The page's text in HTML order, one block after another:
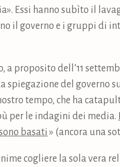
Essi hanno subìto il
il governo e i gruppi di
a proposito dell’11
del governo
tempo, che ha
per le indagini dei media.
basati » (ancora una
cogliere la sola vera